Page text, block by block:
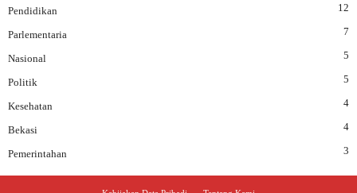
Pendidikan 12
Parlementaria 7
Nasional 5
Politik 5
Kesehatan 4
Bekasi 4
Pemerintahan 3